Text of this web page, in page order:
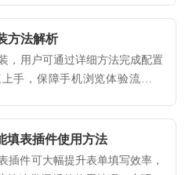
方法解析
，用户可通过详细方法完成配置
手，保障手机浏览体验流畅稳
填表插件使用方法
插件可大幅提升表单填写效率，